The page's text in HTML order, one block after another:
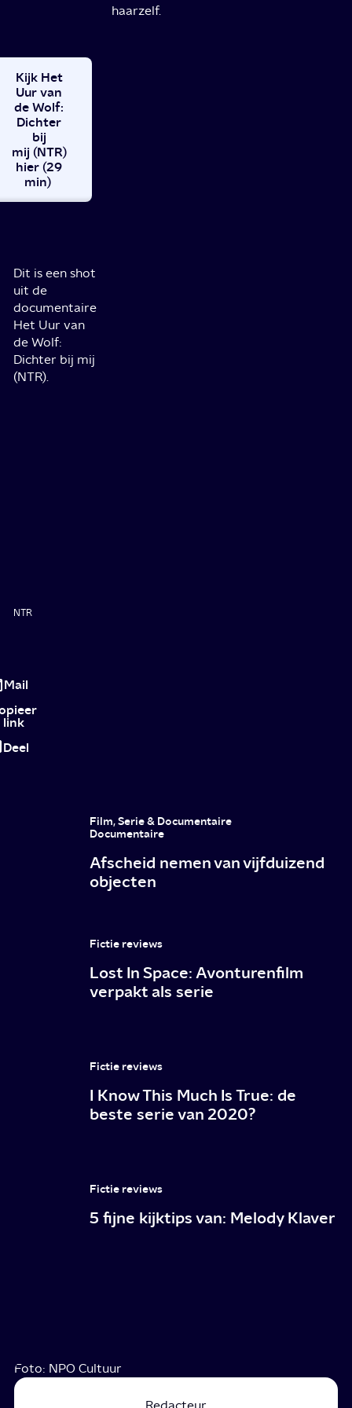
haarzelf.
Kijk Het
Uur van
de Wolf:
Dichter
bij
mij (NTR)
hier (29
min)
Dit is een shot
uit de
documentaire
Het Uur van
de Wolf:
Dichter bij mij
(NTR).
NTR
en
bloot
Mail
link
Deel
Film, Serie & Documentaire
Documentaire
Afscheid nemen van vijfduizend
objecten
Fictie reviews
Lost In Space: Avonturenfilm
verpakt als serie
Fictie reviews
I Know This Much Is True: de
beste serie van 2020?
Fictie reviews
5 fijne kijktips van: Melody Klaver
Foto: NPO Cultuur